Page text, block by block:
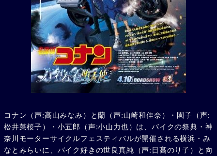
コナン（声:高山みなみ）と蘭（声:山崎和佳奈）・園子（声:
松井菜桜子）・小五郎（声:小山力也）は、バイクの祭典・神
奈川モーターサイクルフェスティバルが開催される横浜・み
なとみらいに、バイク好きの世良真純（声:日髙のり子）と向